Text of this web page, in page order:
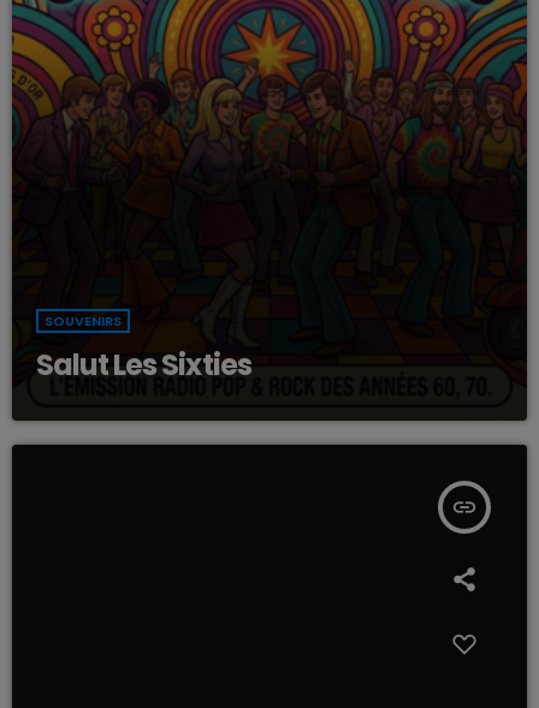
SOUVENIRS
Salut Les Sixties
insert_link